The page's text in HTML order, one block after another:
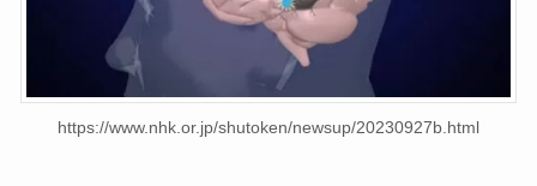
https://www.nhk.or.jp/shutoken/newsup/20230927b.html